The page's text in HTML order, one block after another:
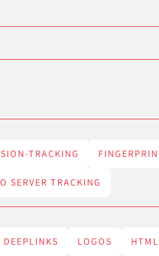
TRACKING
SERVER TRACKING
DEEPLINKS LOGOS